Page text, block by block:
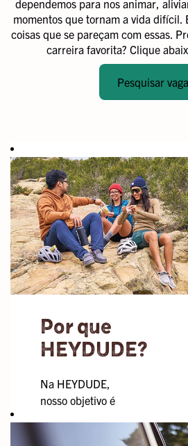
dependemos para nos animar,
momentos que tornam a vida difícil.
coisas que se pareçam com essas.
carreira favorita? Clique
Pesquisar
Por que
HEYDUDE?
Na HEYDUDE,
nosso objetivo é